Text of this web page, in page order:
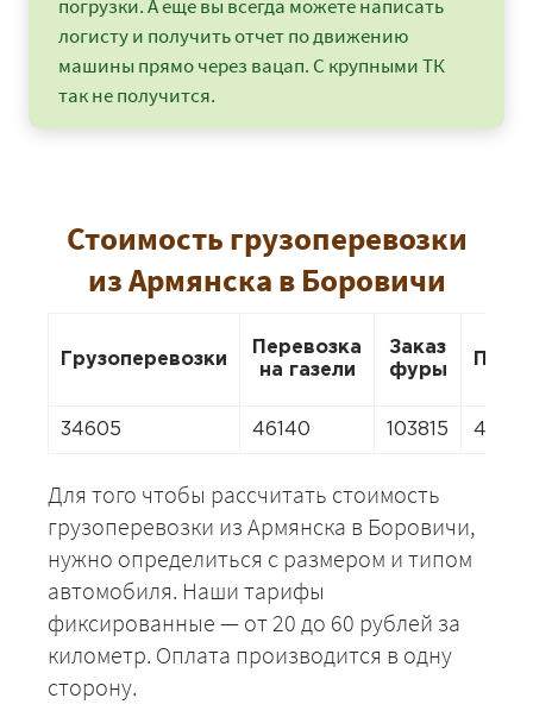
погрузки. А еще вы всегда можете написать
логисту и получить отчет по движению
машины прямо через вацап. С крупными ТК
так не получится.
Стоимость грузоперевозки
из Армянска в Боровичи
Грузоперевозки
Перевозка
на газели
Заказ
фуры
34605 46140 103815 46140
Для того чтобы рассчитать стоимость
грузоперевозки из Армянска в Боровичи,
нужно определиться с размером и типом
автомобиля. Наши тарифы
фиксированные — от 20 до 60 рублей за
километр. Оплата производится в одну
сторону.